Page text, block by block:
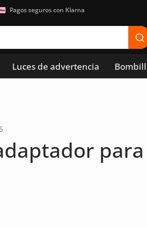
Pagos seguros con Klarna
Luces de advertencia
para